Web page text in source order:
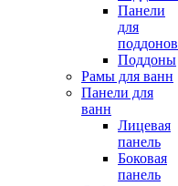
Панели
для
поддонов
Поддоны
Рамы для ванн
Панели для
ванн
Лицевая
панель
Боковая
панель